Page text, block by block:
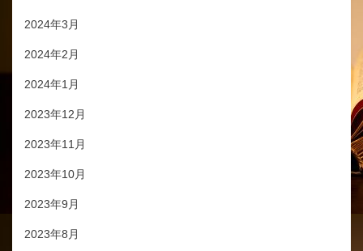
2024年3月
2024年2月
2024年1月
2023年12月
2023年11月
2023年10月
2023年9月
2023年8月